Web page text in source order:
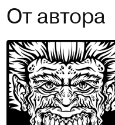
От автора